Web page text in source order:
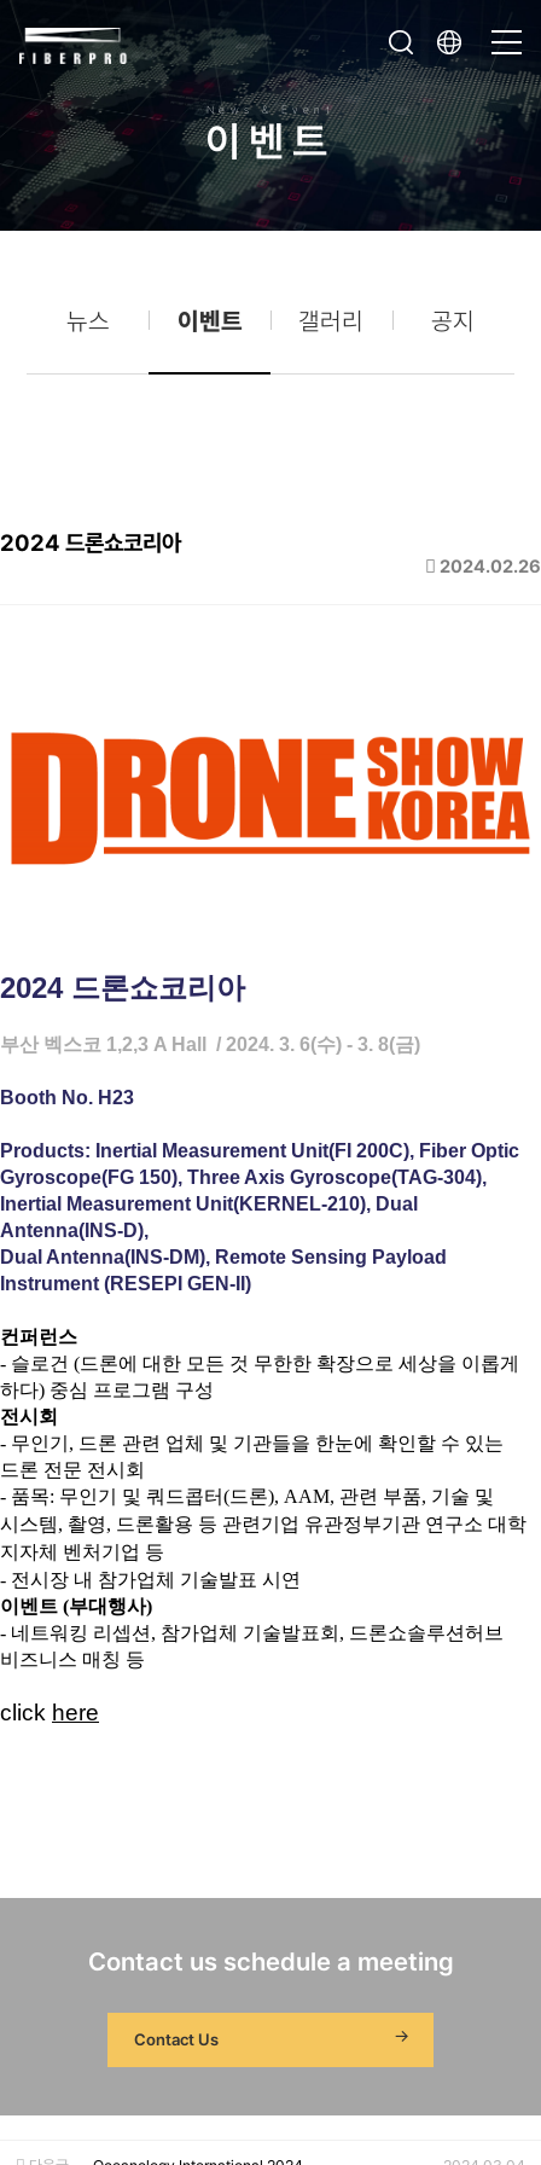
News & Event
이벤트
뉴스 이벤트 갤러리 공지
2024 드론쇼코리아
2024.02.26
2024 드론쇼코리아
부산 벡스코 1,2,3 A Hall / 2024. 3. 6(수) - 3. 8(금)
Booth No. H23
Products: Inertial Measurement Unit(FI 200C), Fiber Optic
Gyroscope(FG 150), Three Axis Gyroscope(TAG-304),
Inertial Measurement Unit(KERNEL-210), Dual
Antenna(INS-D),
Dual Antenna( INS-DM), Remote Sensing Payload
Instrument (RESEPI GEN-II)
컨퍼런스
- 슬로건 (드론에 대한 모든 것 무한한 확장으로 세상을 이롭게
하다) 중심 프로그램 구성
전시회
- 무인기, 드론 관련 업체 및 기관들을 한눈에 확인할 수 있는
드론 전문 전시회
- 품목: 무인기 및 쿼드콥터(드론), AAM, 관련 부품, 기술 및
시스템, 촬영, 드론활용 등 관련기업 유관정부기관 연구소 대학
지자체 벤처기업 등
- 전시장 내 참가업체 기술발표 시연
이벤트 (부대행사)
- 네트워킹 리셉션, 참가업체 기술발표회, 드론쇼솔루션허브
비즈니스 매칭 등
click here
Contact us schedule a meeting
Contact Us